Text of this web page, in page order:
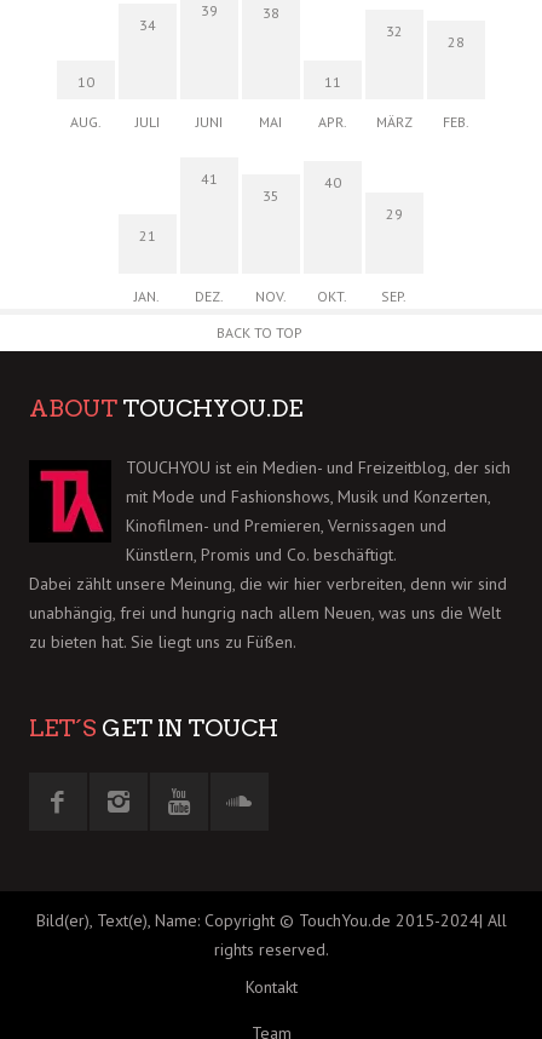
10
AUG.
34
JULI
39
JUNI
38
MAI
11
APR.
32
MÄRZ
28
FEB.
21
JAN.
41
DEZ.
35
NOV.
40
OKT.
29
SEP.
BACK TO TOP
ABOUT TOUCHYOU.DE
TOUCHYOU ist ein Medien- und Freizeitblog, der sich
mit Mode und Fashionshows, Musik und Konzerten,
Kinofilmen- und Premieren, Vernissagen und
Künstlern, Promis und Co. beschäftigt.
Dabei zählt unsere Meinung, die wir hier verbreiten, denn wir sind
unabhängig, frei und hungrig nach allem Neuen, was uns die Welt
zu bieten hat. Sie liegt uns zu Füßen.
LET´S GET IN TOUCH
Bild(er), Text(e), Name: Copyright © TouchYou.de 2015-2024| All
rights reserved.
Kontakt
Team